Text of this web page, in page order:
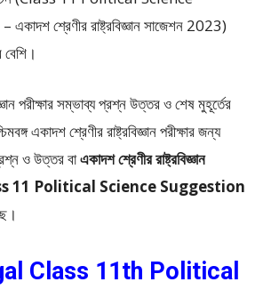
শ্রেণীর রাষ্ট্রবিজ্ঞান সাজেশন 2023)
পরীক্ষার সম্ভাব্য প্রশ্ন উত্তর ও শেষ মুহূর্তের
একাদশ শ্রেণীর রাষ্ট্রবিজ্ঞান পরীক্ষার জন্য
ও উত্তর বাএকাদশ শ্রেণীর রাষ্ট্রবিজ্ঞান
11 Political Science Suggestion
Class 11th Political